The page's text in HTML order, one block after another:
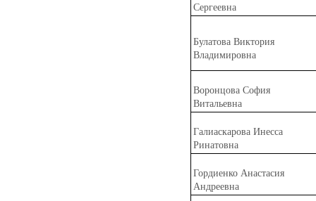
Сергеевна
Булатова Виктория
Владимировна
Воронцова София
Витальевна
Галиаскарова Инесса
Ринатовна
Гордиенко Анастасия
Андреевна